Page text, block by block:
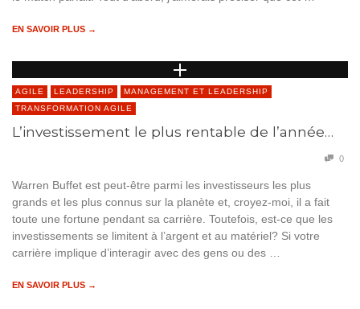
EN SAVOIR PLUS →
AGILE LEADERSHIP
MANAGEMENT ET LEADERSHIP
TRANSFORMATION AGILE
L’investissement le plus rentable de l’année…
0
Warren Buffet est peut-être parmi les investisseurs les plus
grands et les plus connus sur la planète et, croyez-moi, il a fait
toute une fortune pendant sa carrière. Toutefois, est-ce que les
investissements se limitent à l’argent et au matériel? Si votre
carrière implique d’interagir avec des gens ou des …
EN SAVOIR PLUS →